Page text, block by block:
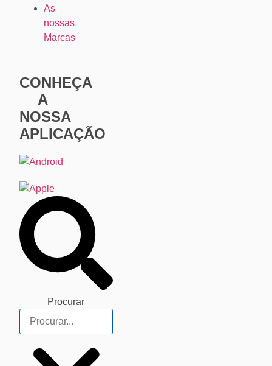
As
nossas
Marcas
CONHEÇA
A
NOSSA
APLICAÇÃO
Procurar